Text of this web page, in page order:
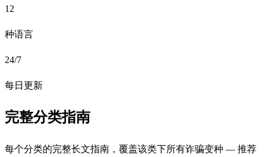
12
种语言
24/7
每日更新
完整分类指南
每个分类的完整长文指南，覆盖该类下所有诈骗变种 — 推荐